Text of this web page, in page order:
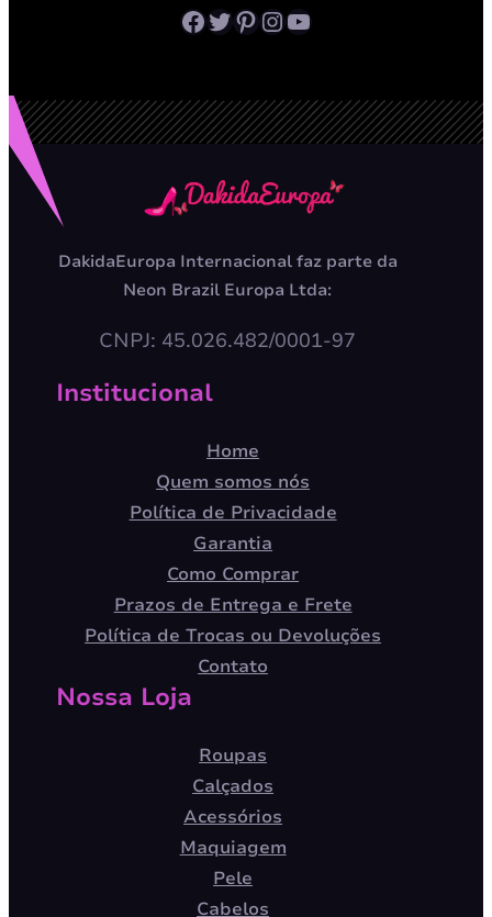
Facebook Twitter Pinterest InstagramYoutube
DakidaEuropa Internacional faz parte da
Neon Brazil Europa Ltda:
CNPJ: 45.026.482/0001-97
Institucional
Home
Quem somos nós
Política de Privacidade
Garantia
Como Comprar
Prazos de Entrega e Frete
Política de Trocas ou Devoluções
Contato
Nossa Loja
Roupas
Calçados
Acessórios
Maquiagem
Pele
Cabelos